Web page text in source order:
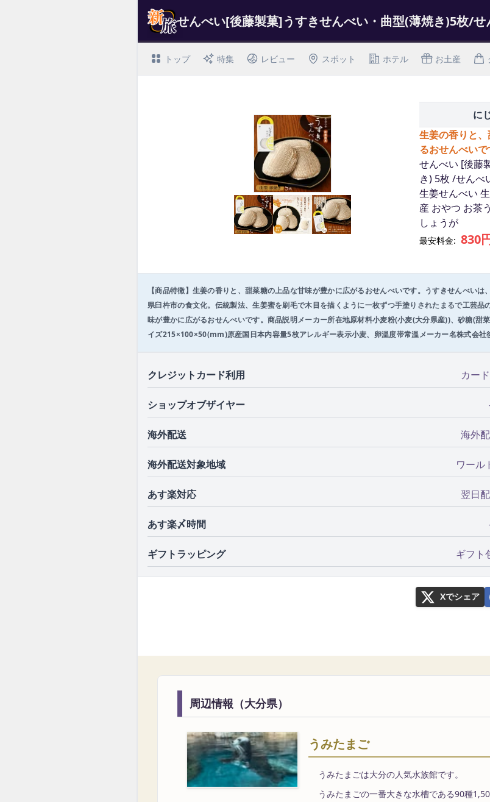
トップ 特集 レビュー スポット ホテル お土産
I
t
e
o
f
3
に
生姜の香りと
るおせんべいで
せんべい [後藤
き) 5枚 /せんべ
生姜せんべい
産 おやつ お茶
しょうが
最安料金: 830
【商品特徴】生姜の香りと、甜菜糖の上品な甘味が豊かに広がるおせんべいです。うすきせんべい
県臼杵市の食文化。伝統製法、生姜蜜を刷毛で木目を描くように一枚ずつ手塗りされたまるで工芸
味が豊かに広がるおせんべいです。商品説明メーカー所在地原材料小麦粉(小麦(大分県産))、砂糖(甜
イズ215×100×50(mm)原産国日本内容量5枚アレルギー表示小麦、卵温度帯常温メーカー名株式会社
クレジットカード利用 カー
ショップオブザイヤー
海外配送 海外
海外配送対象地域 ワール
あす楽対応 翌日
あす楽〆時間
ギフトラッピング ギフト
Xでシェア
周辺情報（大分県）
うみたまご
うみたまごは大分の人気水族館です。
うみたまごの一番大きな水槽である90種